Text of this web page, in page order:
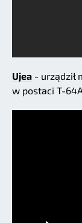
Ujea - urządził
w postaci T-